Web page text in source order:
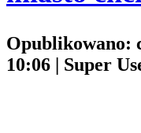
Opublikowano:
10:06 | Super